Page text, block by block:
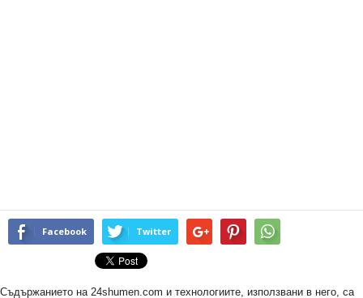
Facebook Twitter
Съдържанието на 24shumen.com и технологиите, използвани в него, са